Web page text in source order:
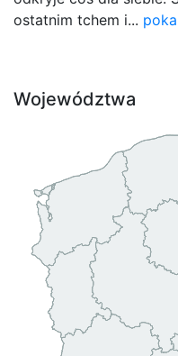
ostatnim tchem i...
Województwa